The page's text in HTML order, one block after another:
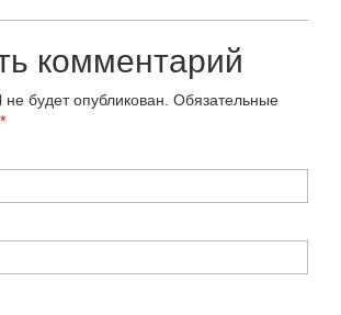
комментарий
будет опубликован. Обязательные
*